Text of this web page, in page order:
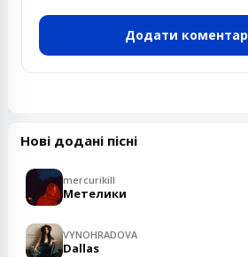
Додати коментар
Нові додані пісні
mercurikill
Метелики
VYNOHRADOVA
Dallas